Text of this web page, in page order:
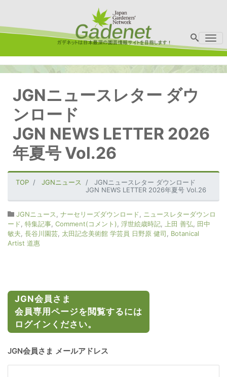
JGNニュースレター ダウ
ンロード
JGN NEWS LETTER 2026
年夏号 Vol.26
TOP JGNニュース
JGNニュースレター ダウンロード
JGN NEWS LETTER 2026年夏号 Vol.26
JGNニュース ナーセリーズダウンロード
ニュースレターダウンロ
ード 特集記事 Comment(コメント) 浮世絵歳時記 上田 善弘
田中
敏夫 長谷川園芸 太田記念美術館 学芸員 日野原 健司
Botanical
Artist 道惠
JGN会員さま
会員専用ページを閲覧するには
ログインください。
JGN会員さま メールアドレス